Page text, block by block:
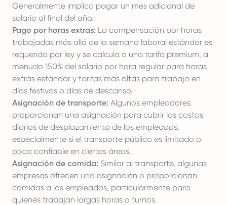
Generalmente implica pagar un mes adicional de
salario al final del año.
Pago por horas extras: La compensación por horas
trabajadas más allá de la semana laboral estándar es
requerida por ley y se calcula a una tarifa premium, a
menudo 150% del salario por hora regular para horas
extras estándar y tarifas más altas para trabajo en
días festivos o días de descanso.
Asignación de transporte: Algunos empleadores
proporcionan una asignación para cubrir los costos
diarios de desplazamiento de los empleados,
especialmente si el transporte público es limitado o
poco confiable en ciertas áreas.
Asignación de comida: Similar al transporte, algunas
empresas ofrecen una asignación o proporcionan
comidas a los empleados, particularmente para
quienes trabajan largas horas o turnos.